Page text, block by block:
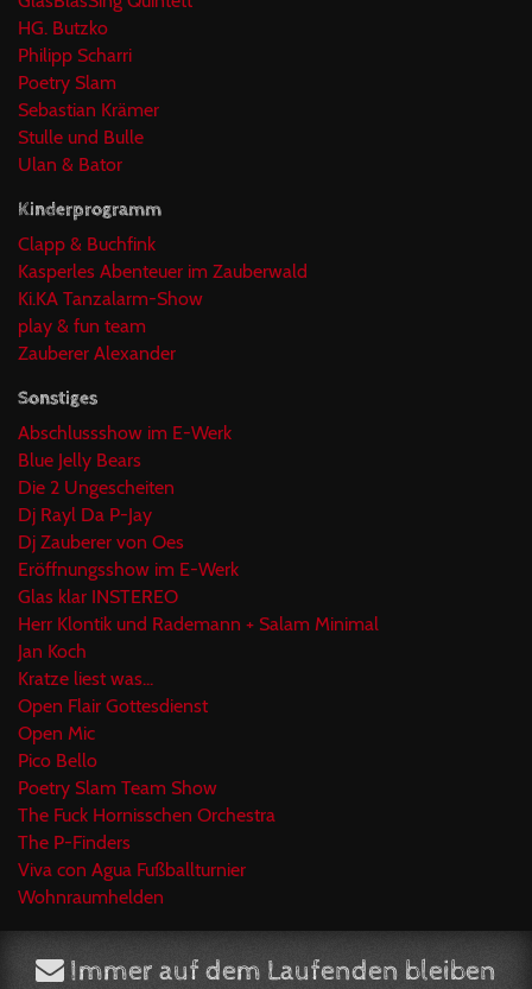
HG. Butzko
Philipp Scharri
Poetry Slam
Sebastian Krämer
Stulle und Bulle
Ulan & Bator
Kinderprogramm
Clapp & Buchfink
Kasperles Abenteuer im Zauberwald
Ki.KA Tanzalarm-Show
play & fun team
Zauberer Alexander
Sonstiges
Abschlussshow im E-Werk
Blue Jelly Bears
Die 2 Ungescheiten
Dj Rayl Da P-Jay
Dj Zauberer von Oes
Eröffnungsshow im E-Werk
Glas klar INSTEREO
Herr Klontik und Rademann + Salam Minimal
Jan Koch
Kratze liest was...
Open Flair Gottesdienst
Open Mic
Pico Bello
Poetry Slam Team Show
The Fuck Hornisschen Orchestra
The P-Finders
Viva con Agua Fußballturnier
Wohnraumhelden
Immer auf dem Laufenden bleiben